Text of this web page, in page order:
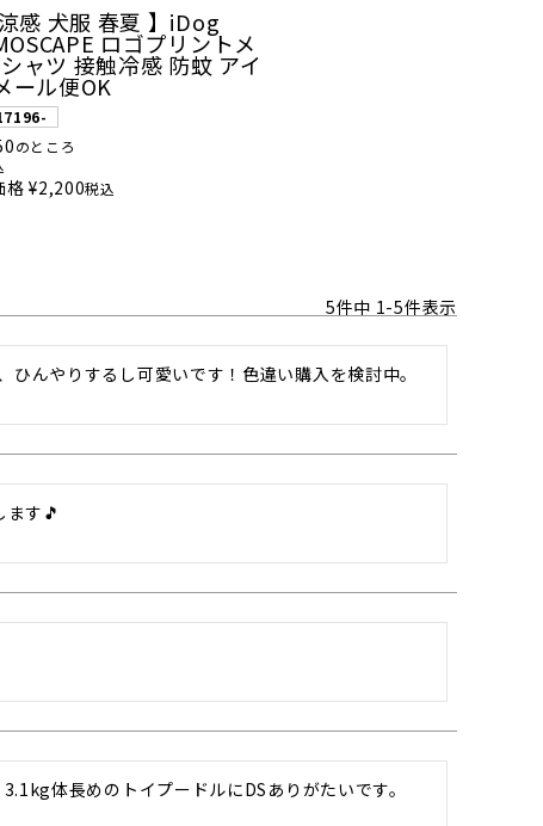
涼感 犬服 春夏 】iDog
ロゴプリントメ
ャツ 接触冷感 防蚊 アイ
ール便OK
のところ
格 ¥2,200税込
5件中 1-5件表示
んやりするし可愛いです！色違い購入を検討中。
す🎵
体長めのトイプードルにDSありがたいです。